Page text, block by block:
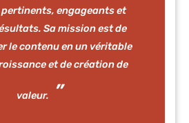
engageants et
Sa mission est de
le contenu en un véritable
et de création de
valeur.